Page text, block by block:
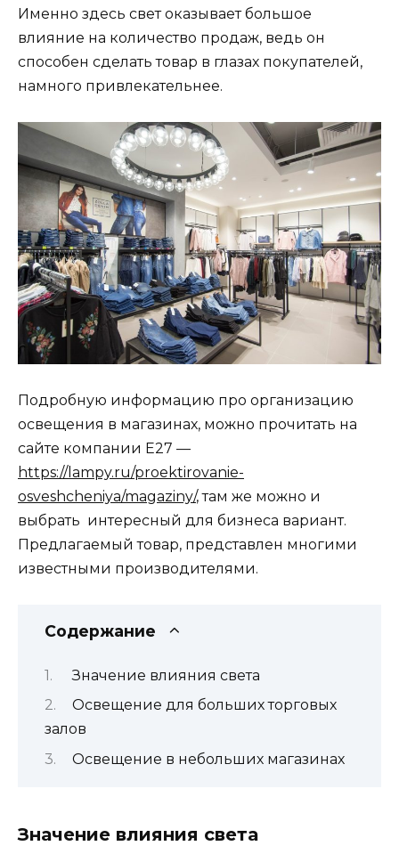
Именно здесь свет оказывает большое
влияние на количество продаж, ведь он
способен сделать товар в глазах покупателей,
намного привлекательнее.
Подробную информацию про организацию
освещения в магазинах, можно прочитать на
сайте компании Е27 —
https://lampy.ru/proektirovanie-
osveshcheniya/magaziny/, там же можно и
выбрать интересный для бизнеса вариант.
Предлагаемый товар, представлен многими
известными производителями.
Содержание
Значение влияния света
Освещение для больших торговых
залов
Освещение в небольших магазинах
Значение влияния света